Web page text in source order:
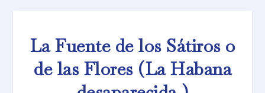
La Fuente de los Sátiros o
de las Flores (La Habana